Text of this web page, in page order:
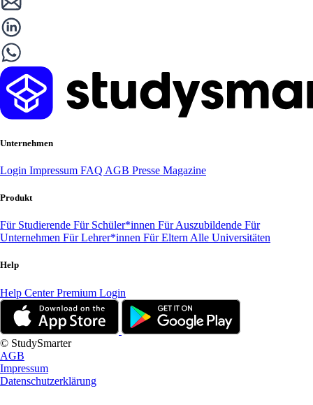
Unternehmen
Login Impressum FAQ AGB Presse Magazine
Produkt
Für Studierende Für Schüler*innen Für Auszubildende Für
Unternehmen Für Lehrer*innen Für Eltern Alle Universitäten
Help
Help CenterPremium Login
© StudySmarter
AGB
Impressum
Datenschutzerklärung